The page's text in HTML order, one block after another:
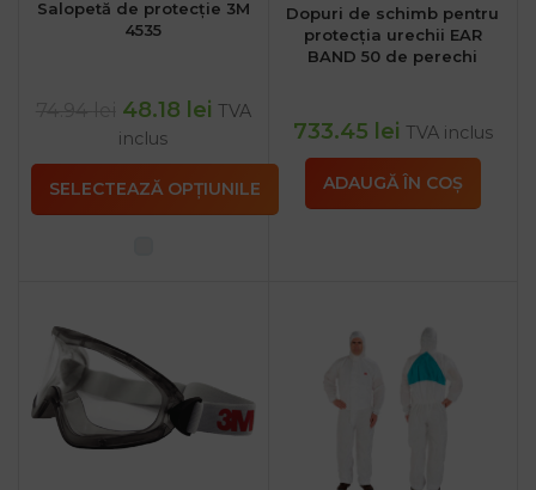
Salopetă de protecție 3M
4535
48.18 lei TVA
inclus
SELECTEAZĂ OPȚIUNILE
Dopuri de schimb pentru
protecția urechii EAR
BAND 50 de perechi
733.45 lei TVA inclus
ADAUGĂ ÎN COȘ